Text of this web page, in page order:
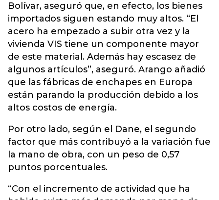
Bolívar, aseguró que, en efecto, los bienes
importados siguen estando muy altos. “El
acero ha empezado a subir otra vez y la
vivienda VIS tiene un componente mayor
de este material. Además hay escasez de
algunos artículos”, aseguró. Arango añadió
que las fábricas de enchapes en Europa
están parando la producción debido a los
altos costos de energía.
Por otro lado, según el Dane, el segundo
factor que más contribuyó a la variación fue
la mano de obra, con un peso de 0,57
puntos porcentuales.
“Con el incremento de actividad que ha